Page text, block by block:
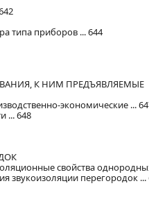
типа приборов ... 644
К НИМ ПРЕДЪЯВЛЯЕМЫЕ
экономические ...
... 648
свойства
звукоизоляции перегородок ...